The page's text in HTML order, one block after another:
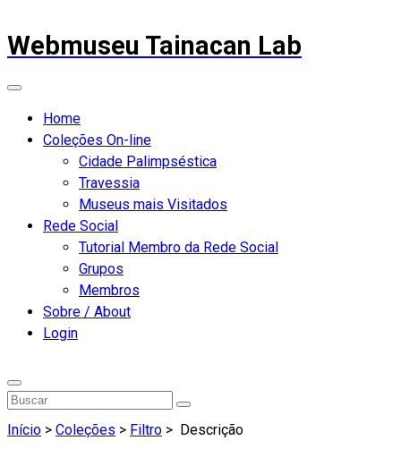
Webmuseu Tainacan Lab
Home
Coleções On-line
Cidade Palimpséstica
Travessia
Museus mais Visitados
Rede Social
Tutorial Membro da Rede Social
Grupos
Membros
Sobre / About
Login
Início > Coleções > Filtro > Descrição